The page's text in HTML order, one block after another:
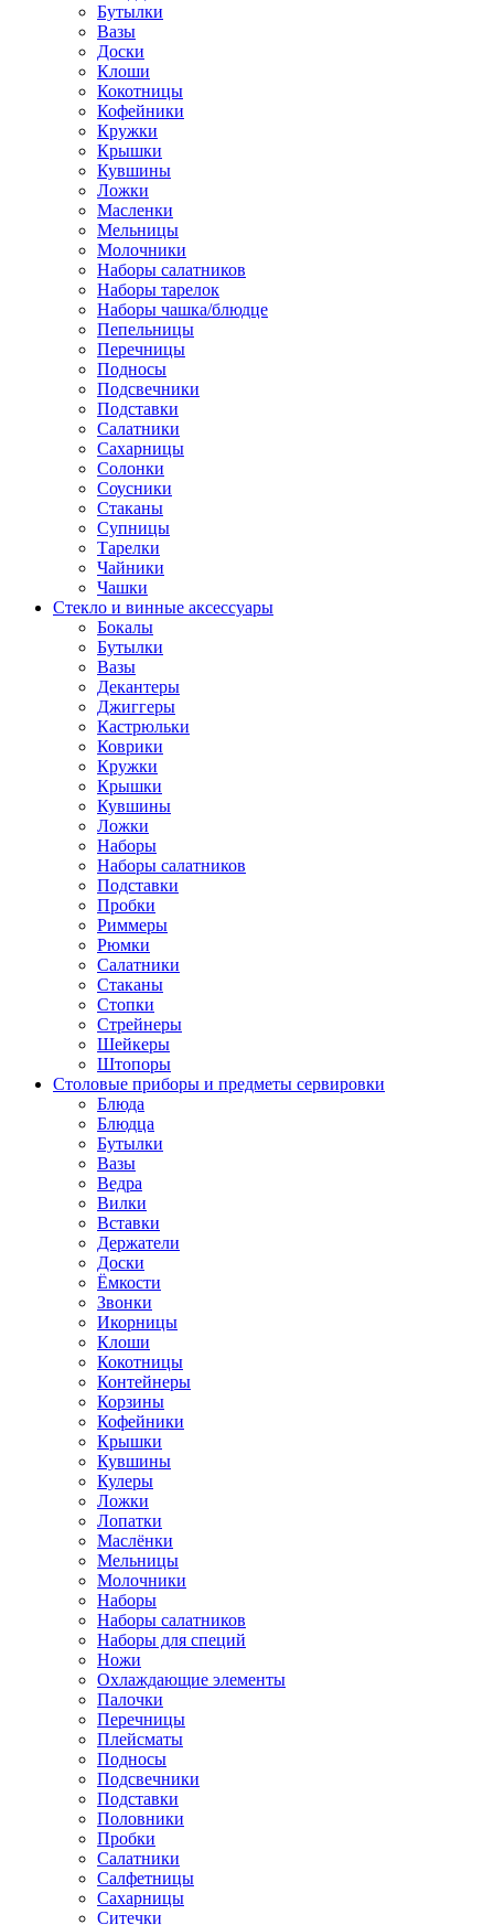
Бутылки
Вазы
Доски
Клоши
Кокотницы
Кофейники
Кружки
Крышки
Кувшины
Ложки
Масленки
Мельницы
Молочники
Наборы салатников
Наборы тарелок
Наборы чашка/блюдце
Пепельницы
Перечницы
Подносы
Подсвечники
Подставки
Салатники
Сахарницы
Солонки
Соусники
Стаканы
Супницы
Тарелки
Чайники
Чашки
Стекло и винные аксессуары
Бокалы
Бутылки
Вазы
Декантеры
Джиггеры
Кастрюльки
Коврики
Кружки
Крышки
Кувшины
Ложки
Наборы
Наборы салатников
Подставки
Пробки
Риммеры
Рюмки
Салатники
Стаканы
Стопки
Стрейнеры
Шейкеры
Штопоры
Столовые приборы и предметы сервировки
Блюда
Блюдца
Бутылки
Вазы
Ведра
Вилки
Вставки
Держатели
Доски
Ёмкости
Звонки
Икорницы
Клоши
Кокотницы
Контейнеры
Корзины
Кофейники
Крышки
Кувшины
Кулеры
Ложки
Лопатки
Маслёнки
Мельницы
Молочники
Наборы
Наборы салатников
Наборы для специй
Ножи
Охлаждающие элементы
Палочки
Перечницы
Плейсматы
Подносы
Подсвечники
Подставки
Половники
Пробки
Салатники
Салфетницы
Сахарницы
Ситечки